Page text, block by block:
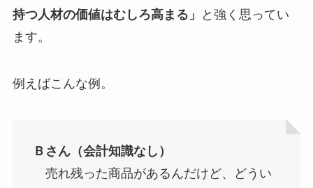
持つ人材の価値はむしろ高まる」
と強く思ってい
ます。
例えばこんな例。
Ｂさん（会計知識なし）
売れ残った商品があるんだけど、どうい